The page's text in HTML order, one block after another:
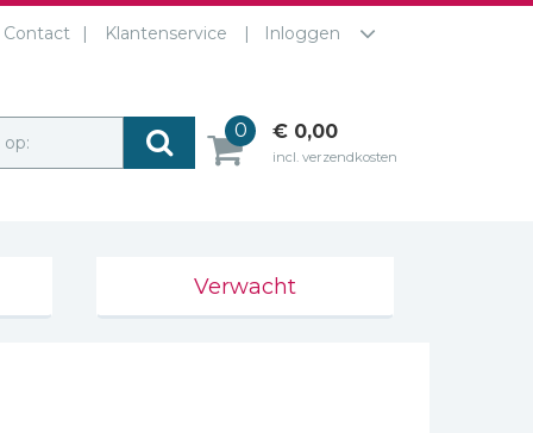
Contact Klantenservice Inloggen
0 € 0,00
incl. verzendkosten
Verwacht